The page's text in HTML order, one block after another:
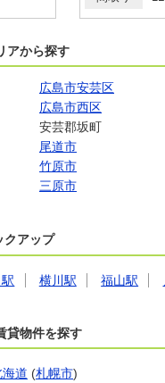
アから探す
広島市安芸区
広島市西区
安芸郡坂町
尾道市
竹原市
三原市
クアップ
横川駅 福山駅
貸物件を探す
海道 (札幌市)